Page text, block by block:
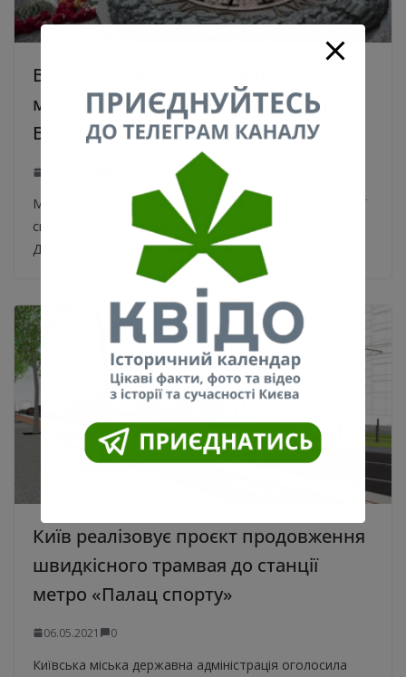
Віталій Кличко поклав квіти на
могилу Невідомого солдата в парку
Вічної Слави. Фото
Мер Києва Віталій Кличко разом з ветеранами Другої
світової війни і військовими Збройних сил України в
День пам’яті та примирення
Київ реалізовує проєкт продовження
швидкісного трамвая до станції
метро «Палац спорту»
06.05.2021 0
Київська міська державна адміністрація оголосила